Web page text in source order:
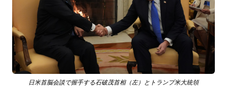
日米首脳会談で握手する石破茂首相（左）とトランプ米大統領